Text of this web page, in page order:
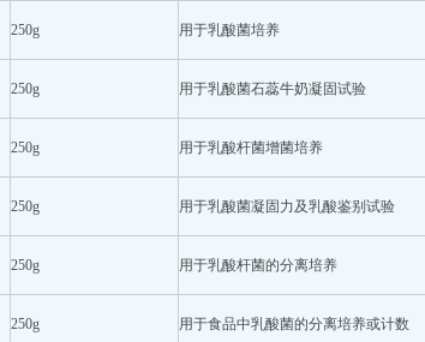
250g 用于乳酸菌培养
250g 用于乳酸菌石蕊牛奶凝固试验
250g 用于乳酸杆菌增菌培养
250g 用于乳酸菌凝固力及乳酸鉴别试验
250g 用于乳酸杆菌的分离培养
250g 用于食品中乳酸菌的分离培养或计数